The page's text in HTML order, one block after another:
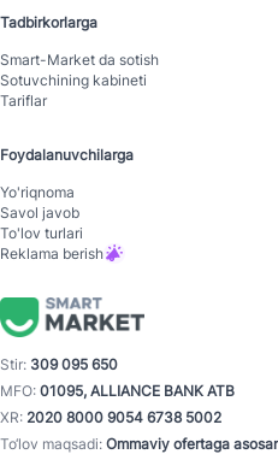
Tadbirkorlarga
Smart-Mаrket da sotish
Sotuvchining kabineti
Tariflar
Foydalanuvchilarga
Yo'riqnoma
Savol javob
To'lov turlari
Reklama berish
Stir: 309 095 650
MFO: 01095, ALLIANCE BANK ATB
XR: 2020 8000 9054 6738 5002
To‘lov maqsadi: Ommaviy ofertaga